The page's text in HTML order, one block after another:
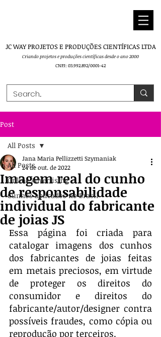
JC WAY PROJETOS E PRODUÇÕES CIENTÍFICAS LTDA
Criando projetos e produções científicas desde o ano 2000
CNPJ: 03.992.892/0001-42
Post
All Posts
Online Advertising
Cunhos aplicados no Brasil
All Posts
Imagem real do cunho
de responsabilidade
individual do fabricante
de joias JS
Jana Maria Pellizzetti Szymaniak
24 de out. de 2022
Essa página foi criada para
catalogar imagens dos cunhos
dos fabricantes de joias feitas
em metais preciosos, em virtude
de proteger os direitos do
consumidor e direitos do
fabricante/autor/designer contra
possíveis fraudes, como cópia ou
reprodução por terceiros.